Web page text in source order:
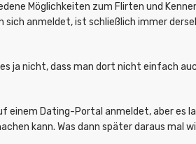
Möglichkeiten zum Flirten und
anmeldet, ist schließlich immer
ja nicht, dass man dort nicht einfach
einem Dating-Portal anmeldet, aber es
kann. Was dann später daraus mal